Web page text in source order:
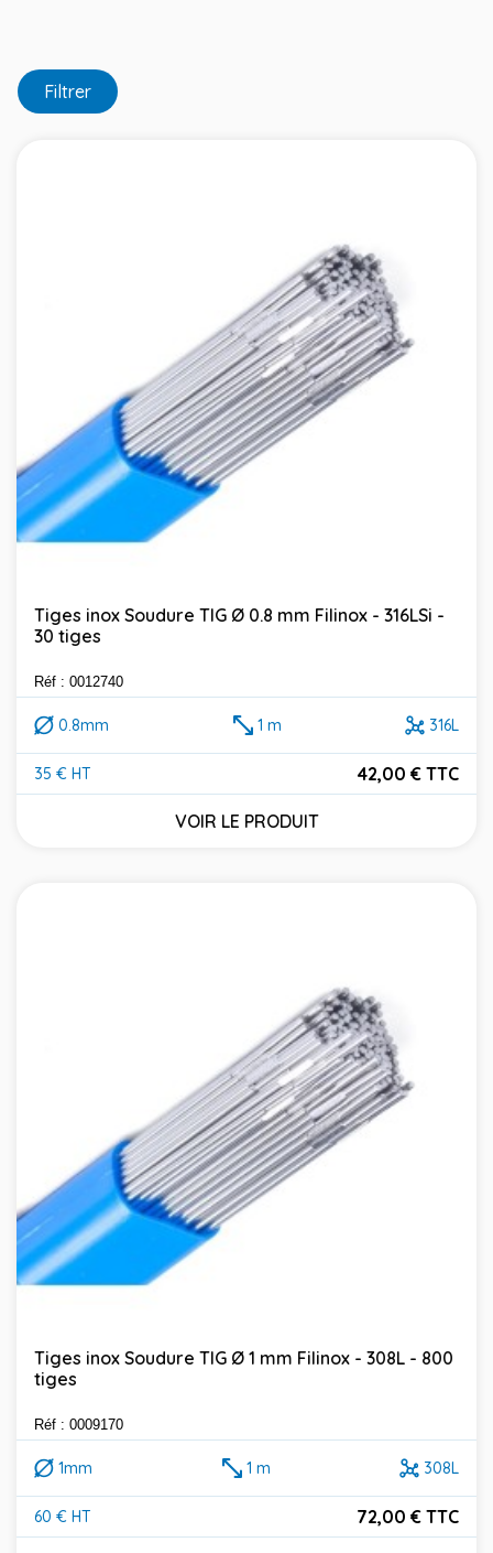
Filtrer
Tiges inox Soudure TIG Ø 0.8 mm Filinox - 316LSi -
30 tiges
Réf : 0012740
0.8mm 1 m 316L
35 € HT
Prix
42,00 € TTC
VOIR LE PRODUIT
Tiges inox Soudure TIG Ø 1 mm Filinox - 308L - 800
tiges
Réf : 0009170
1mm 1 m 308L
60 € HT
Prix
72,00 € TTC